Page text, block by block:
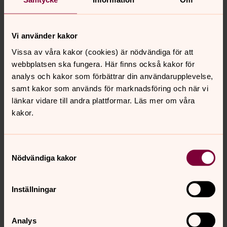
Vi använder kakor
Vissa av våra kakor (cookies) är nödvändiga för att
webbplatsen ska fungera. Här finns också kakor för
analys och kakor som förbättrar din användarupplevelse,
samt kakor som används för marknadsföring och när vi
länkar vidare till andra plattformar. Läs mer om våra
kakor.
Nödvändiga kakor
Inställningar
Analys
måndagen 7/9.
Svenska kyrkan i Bryssel håller
semesterstängt tills den 31 augusti
Heldag ·29 juni 2026–31 augusti 2026
måndag 29 juni 2026
Kyrkan har semesterstängt
Svenska kyrkan Melbourne